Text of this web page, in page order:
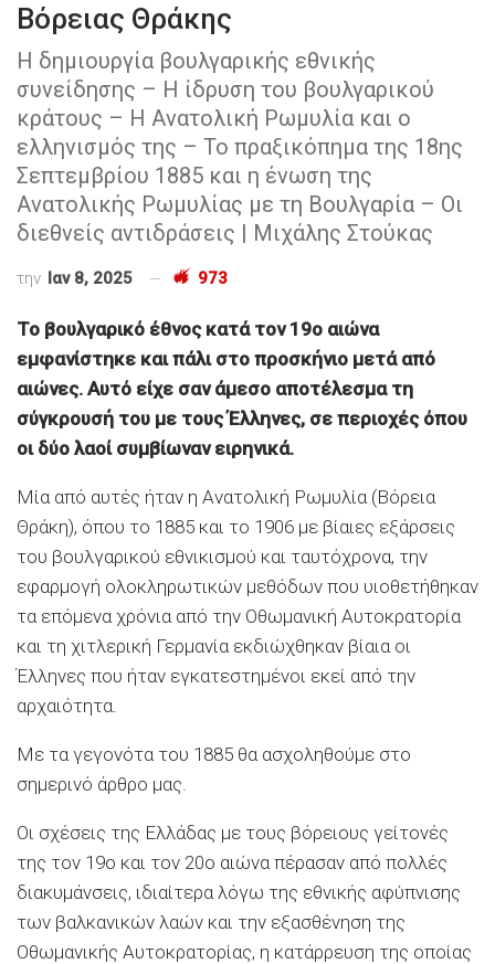
Βόρειας Θράκης
Η δημιουργία βουλγαρικής εθνικής
συνείδησης – Η ίδρυση του βουλγαρικού
κράτους – Η Ανατολική Ρωμυλία και ο
ελληνισμός της – Το πραξικόπημα της 18ης
Σεπτεμβρίου 1885 και η ένωση της
Ανατολικής Ρωμυλίας με τη Βουλγαρία – Οι
διεθνείς αντιδράσεις | Μιχάλης Στούκας
την Ιαν 8, 2025 973
Το βουλγαρικό έθνος κατά τον 19ο αιώνα
εμφανίστηκε και πάλι στο προσκήνιο μετά από
αιώνες. Αυτό είχε σαν άμεσο αποτέλεσμα τη
σύγκρουσή του με τους Έλληνες, σε περιοχές όπου
οι δύο λαοί συμβίωναν ειρηνικά.
Μία από αυτές ήταν η Ανατολική Ρωμυλία (Βόρεια
Θράκη), όπου το 1885 και το 1906 με βίαιες εξάρσεις
του βουλγαρικού εθνικισμού και ταυτόχρονα, την
εφαρμογή ολοκληρωτικών μεθόδων που υιοθετήθηκαν
τα επόμενα χρόνια από την Οθωμανική Αυτοκρατορία
και τη χιτλερική Γερμανία εκδιώχθηκαν βίαια οι
Έλληνες που ήταν εγκατεστημένοι εκεί από την
αρχαιότητα.
Με τα γεγονότα του 1885 θα ασχοληθούμε στο
σημερινό άρθρο μας.
Οι σχέσεις της Ελλάδας με τους βόρειους γείτονές
της τον 19ο και τον 20ο αιώνα πέρασαν από πολλές
διακυμάνσεις, ιδιαίτερα λόγω της εθνικής αφύπνισης
των βαλκανικών λαών και την εξασθένηση της
Οθωμανικής Αυτοκρατορίας, η κατάρρευση της οποίας